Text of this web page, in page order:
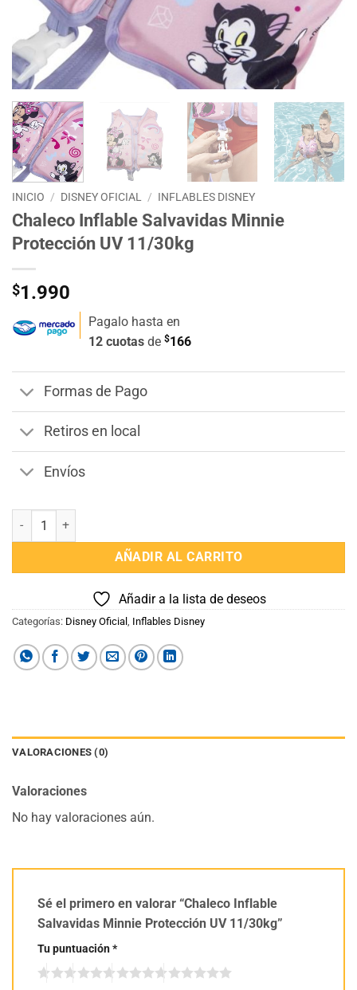
INICIO / DISNEY OFICIAL / INFLABLES DISNEY
Chaleco Inflable Salvavidas Minnie
Protección UV 11/30kg
$1.990
Pagalo hasta en
12 cuotas de $166
Formas de Pago
Retiros en local
Envíos
Chaleco Inflable Salvavidas Minnie Protección UV 11/30kg cantidad
AÑADIR AL CARRITO
Añadir a la lista de deseos
Categorías: Disney Oficial , Inflables Disney
VALORACIONES (0)
Valoraciones
No hay valoraciones aún.
Sé el primero en valorar “Chaleco Inflable
Salvavidas Minnie Protección UV 11/30kg”
Tu puntuación*